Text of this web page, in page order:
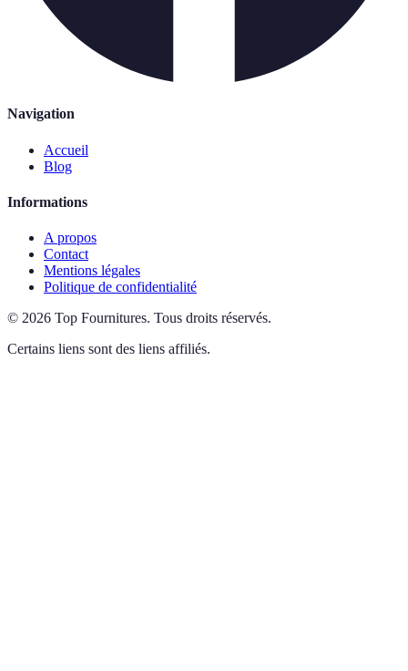
Navigation
Accueil
Blog
Informations
A propos
Contact
Mentions légales
Politique de confidentialité
© 2026 Top Fournitures. Tous droits réservés.
Certains liens sont des liens affiliés.